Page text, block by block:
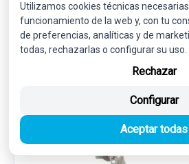
-5% USADO NOVEDAD
Utilizamos cookies técnicas necesarias
funcionamiento de la web y, con tu
de preferencias, analíticas y de
todas, rechazarlas o configurar su uso.
Rechazar
Configurar
Aceptar todas